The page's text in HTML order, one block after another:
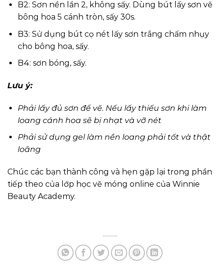
B2: Sơn nền lần 2, không sấy. Dùng bút lấy sơn vẽ
bông hoa 5 cánh tròn, sấy 30s.
B3: Sử dụng bút cọ nét lấy sơn trắng chấm nhụy
cho bông hoa, sấy.
B4: sơn bóng, sấy.
Lưu ý:
Phải lấy đủ sơn để vẽ. Nếu lấy thiếu sơn khi làm
loang cánh hoa sẽ bị nhạt và vỡ nét
Phải sử dụng gel làm nền loang phải tốt và thật
loãng
Chúc các bạn thành công và hẹn gặp lại trong phần
tiếp theo của lớp học vẽ móng online của Winnie
Beauty Academy.